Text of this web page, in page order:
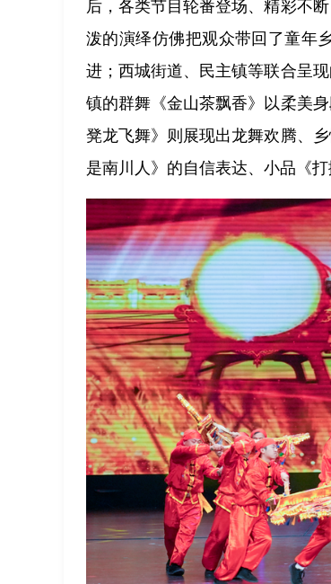
后，各类节目轮番登场、精彩不
泼的演绎仿佛把观众带回了童年
进；西城街道、民主镇等联合呈
镇的群舞《金山茶飘香》以柔美
凳龙飞舞》则展现出龙舞欢腾、
是南川人》的自信表达、小品《